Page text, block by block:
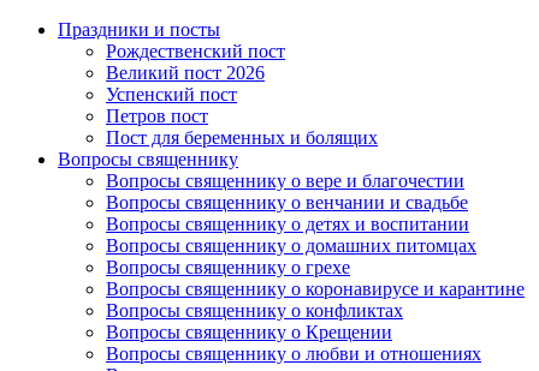
Праздники и посты
Рождественский пост
Великий пост 2026
Успенский пост
Петров пост
Пост для беременных и болящих
Вопросы священнику
Вопросы священнику о вере и благочестии
Вопросы священнику о венчании и свадьбе
Вопросы священнику о детях и воспитании
Вопросы священнику о домашних питомцах
Вопросы священнику о грехе
Вопросы священнику о коронавирусе и карантине
Вопросы священнику о конфликтах
Вопросы священнику о Крещении
Вопросы священнику о любви и отношениях